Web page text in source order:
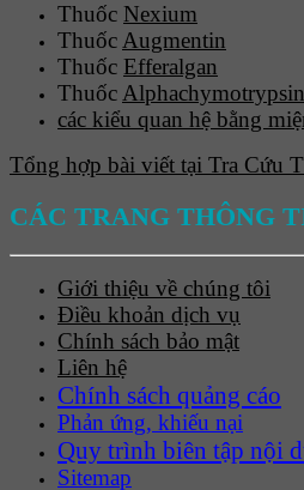
Thuốc Nexium
Thuốc Augmentin
Thuốc Efferalgan
Thuốc Alphachymotrypsin
các kiểu quan hệ bằng
Tổng hợp bài viết tại Tra Cứu
CÁC TRANG THÔNG
Giới thiệu về chúng tôi
Điều khoản dịch vụ
Chính sách bảo mật
Liên hệ
Chính sách quảng cáo
Phản ứng, khiếu nại
Quy trình biên tập nội
Sitemap